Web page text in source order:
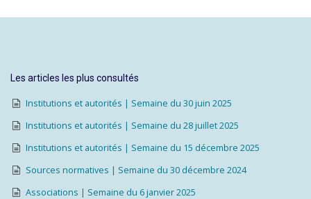
Les articles les plus consultés
Institutions et autorités | Semaine du 30 juin 2025
Institutions et autorités | Semaine du 28 juillet 2025
Institutions et autorités | Semaine du 15 décembre 2025
Sources normatives | Semaine du 30 décembre 2024
Associations | Semaine du 6 janvier 2025